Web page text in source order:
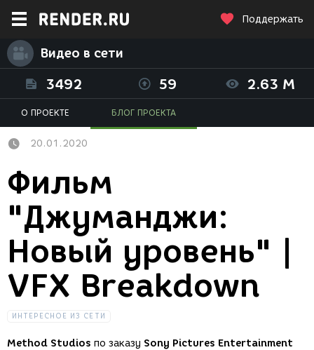
Поддержать
Видео в сети
3492 59 2.63 M
О ПРОЕКТЕ БЛОГ ПРОЕКТА
20.01.2020
Фильм
"Джуманджи:
Новый уровень" |
VFX Breakdown
ИНТЕРЕСНОЕ ИЗ СЕТИ
Method Studios по заказу Sony Pictures Entertainment